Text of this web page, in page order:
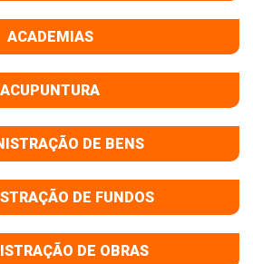
ACADEMIAS
ACUPUNTURA
DE BENS
DE FUNDOS
DE OBRAS